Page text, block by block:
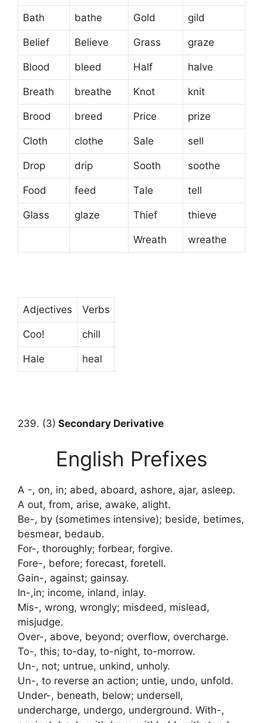
Bath bathe Gold gild
Belief Believe Grass graze
Blood bleed Half halve
Breath breathe Knot knit
Brood breed Price prize
Cloth clothe Sale sell
Drop drip Sooth soothe
Food feed Tale tell
Glass glaze Thief thieve
Wreath wreathe
Adjectives Verbs
Coo! chill
Hale heal
239. (3) Secondary Derivative
English Prefixes
A -, on, in; abed, aboard, ashore, ajar, asleep.
A out, from, arise, awake, alight.
Be-, by (sometimes intensive); beside, betimes,
besmear, bedaub.
For-, thoroughly; forbear, forgive.
Fore-, before; forecast, foretell.
Gain-, against; gainsay.
In-,in; income, inland, inlay.
Mis-, wrong, wrongly; misdeed, mislead,
misjudge.
Over-, above, beyond; overflow, overcharge.
To-, this; to-day, to-night, to-morrow.
Un-, not; untrue, unkind, unholy.
Un-, to reverse an action; untie, undo, unfold.
Under-, beneath, below; undersell,
undercharge, undergo, underground. With-,